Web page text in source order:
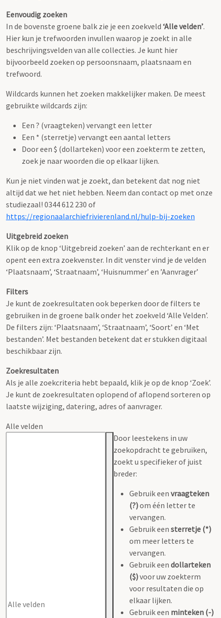
Eenvoudig zoeken
In de bovenste groene balk zie je een zoekveld ‘Alle velden’.
Hier kun je trefwoorden invullen waarop je zoekt in alle
beschrijvingsvelden van alle collecties. Je kunt hier
bijvoorbeeld zoeken op persoonsnaam, plaatsnaam en
trefwoord.
Wildcards kunnen het zoeken makkelijker maken. De meest
gebruikte wildcards zijn:
Een ? (vraagteken) vervangt een letter
Een * (sterretje) vervangt een aantal letters
Door een $ (dollarteken) voor een zoekterm te zetten,
zoek je naar woorden die op elkaar lijken.
Kun je niet vinden wat je zoekt, dan betekent dat nog niet
altijd dat we het niet hebben. Neem dan contact op met onze
studiezaal! 0344 612 230 of
https://regionaalarchiefrivierenland.nl/hulp-bij-zoeken
Uitgebreid zoeken
Klik op de knop ‘Uitgebreid zoeken’ aan de rechterkant en er
opent een extra zoekvenster. In dit venster vind je de velden
‘Plaatsnaam’, ‘Straatnaam’, ‘Huisnummer’ en ’Aanvrager’
Filters
Je kunt de zoekresultaten ook beperken door de filters te
gebruiken in de groene balk onder het zoekveld ‘Alle Velden’.
De filters zijn: ‘Plaatsnaam’, ‘Straatnaam’, ‘Soort’ en ‘Met
bestanden’. Met bestanden betekent dat er stukken digitaal
beschikbaar zijn.
Zoekresultaten
Als je alle zoekcriteria hebt bepaald, klik je op de knop ‘Zoek’.
Je kunt de zoekresultaten oplopend of aflopend sorteren op
laatste wijziging, datering, adres of aanvrager.
Alle velden
Door leestekens in uw
zoekopdracht te gebruiken,
zoekt u specifieker of juist
breder:
Gebruik een vraagteken
(?)om één letter te
vervangen.
Gebruik een sterretje (*)
om meer letters te
vervangen.
Gebruik een dollarteken
($)voor uw zoekterm
voor resultaten die op
elkaar lijken.
Gebruik een minteken (-)